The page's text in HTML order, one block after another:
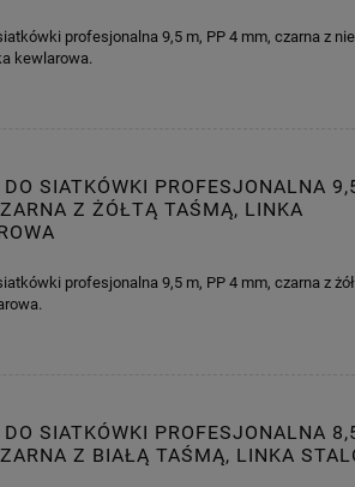
profesjonalna 9,5 m, PP 4 mm, czarna z
kewlarowa.
SIATKÓWKI PROFESJONALNA
Z ŻÓŁTĄ TAŚMĄ, LINKA
profesjonalna 9,5 m, PP 4 mm, czarna z
SIATKÓWKI PROFESJONALNA
Z BIAŁĄ TAŚMĄ, LINKA